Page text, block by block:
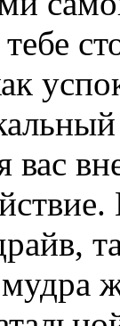
вас